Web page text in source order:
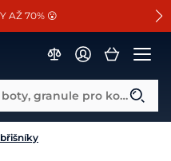
od Cassini!
AŽ 70% 😮
sedlům ZDARMA 🐴
Co hledáte? Např. jezdecké boty, granule pro koně...